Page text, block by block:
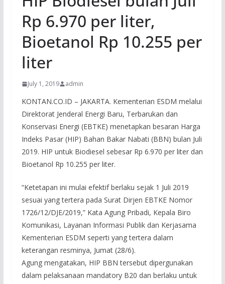
Rp 6.970 per liter,
Bioetanol Rp 10.255 per
liter
July 1, 2019 admin
KONTAN.CO.ID – JAKARTA. Kementerian ESDM melalui
Direktorat Jenderal Energi Baru, Terbarukan dan
Konservasi Energi (EBTKE) menetapkan besaran Harga
Indeks Pasar (HIP) Bahan Bakar Nabati (BBN) bulan Juli
2019. HIP untuk Biodiesel sebesar Rp 6.970 per liter dan
Bioetanol Rp 10.255 per liter.
“Ketetapan ini mulai efektif berlaku sejak 1 Juli 2019
sesuai yang tertera pada Surat Dirjen EBTKE Nomor
1726/12/DJE/2019,” Kata Agung Pribadi, Kepala Biro
Komunikasi, Layanan Informasi Publik dan Kerjasama
Kementerian ESDM seperti yang tertera dalam
keterangan resminya, Jumat (28/6).
Agung mengatakan, HIP BBN tersebut dipergunakan
dalam pelaksanaan mandatory B20 dan berlaku untuk